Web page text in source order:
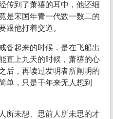
传到了萧禧的耳中，他还细
是宋国年青一代数一数二的
跟他打着交道。
备起来的时候，是在飞船出
直上九天的时候，萧禧的心
后，再读过发明者所阐明的
单，只是千年来无人想到
所未想、思前人所未思的才